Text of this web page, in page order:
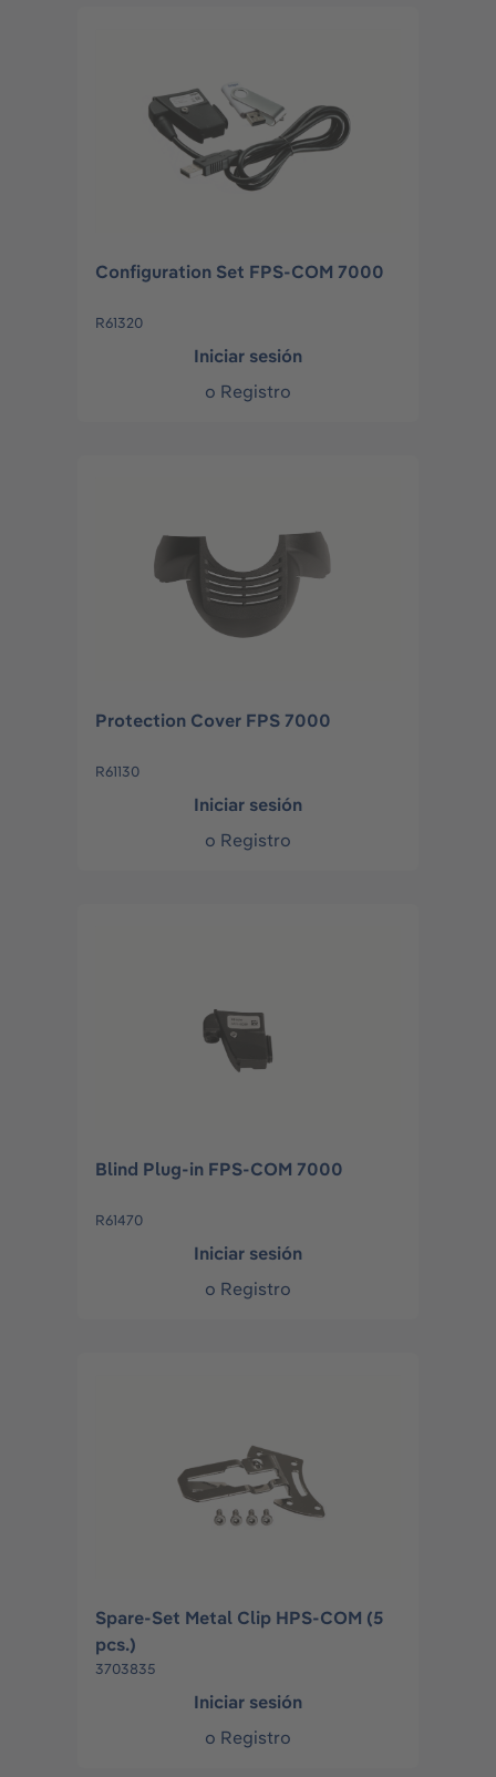
Configuration Set FPS-COM 7000
R61320
Iniciar sesión
o Registro
Protection Cover FPS 7000
R61130
Iniciar sesión
o Registro
Blind Plug-in FPS-COM 7000
R61470
Iniciar sesión
o Registro
Spare-Set Metal Clip HPS-COM (5
pcs.)
3703835
Iniciar sesión
o Registro